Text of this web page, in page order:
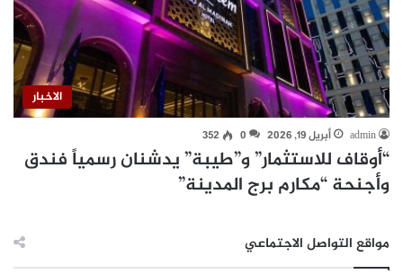
الاخبار
admin أبريل 19, 2026 0
352
“أوقاف للاستثمار” و”طيبة” يدشنان رسمياً فندق
وأجنحة “مكارم برج المدينة”
مواقع التواصل الاجتماعي